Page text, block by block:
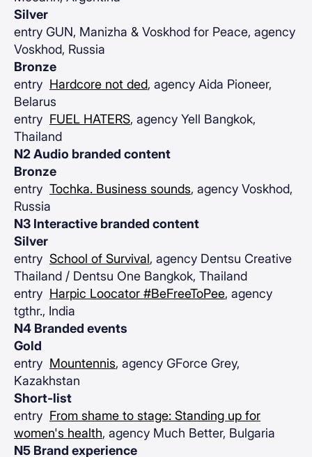
Silver
entry GUN, Manizha & Voskhod for Peace, agency
Voskhod, Russia
Bronze
entry Hardcore not ded, agency Aida Pioneer,
Belarus
entry FUEL HATERS, agency Yell Bangkok,
Thailand
N2 Audio branded content
Bronze
entry Tochka. Business sounds, agency Voskhod,
Russia
N3 Interactive branded content
Silver
entry School of Survival, agency Dentsu Creative
Thailand / Dentsu One Bangkok, Thailand
entry Harpic Loocator #BeFreeToPee, agency
tgthr., India
N4 Branded events
Gold
entry Mountennis, agency GForce Grey,
Kazakhstan
Short-list
entry From shame to stage: Standing up for
women's health, agency Much Better, Bulgaria
N5 Brand experience